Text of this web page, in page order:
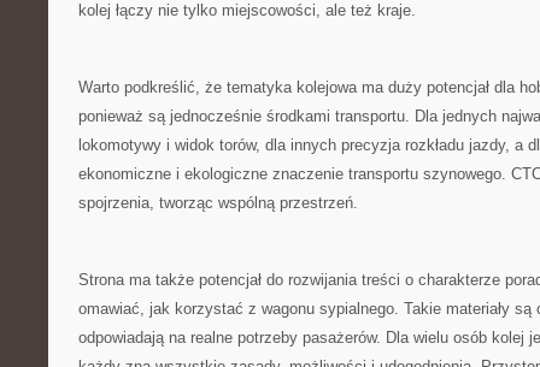
kolej łączy nie tylko miejscowości, ale też kraje.
Warto podkreślić, że tematyka kolejowa ma duży potencjał dla
ponieważ są jednocześnie środkami transportu. Dla jednych
lokomotywy i widok torów, dla innych precyzja rozkładu jazdy, a
ekonomiczne i ekologiczne znaczenie transportu szynowego.
spojrzenia, tworząc wspólną przestrzeń.
Strona ma także potencjał do rozwijania treści o charakterze
omawiać, jak korzystać z wagonu sypialnego. Takie materiały są
odpowiadają na realne potrzeby pasażerów. Dla wielu osób kolej